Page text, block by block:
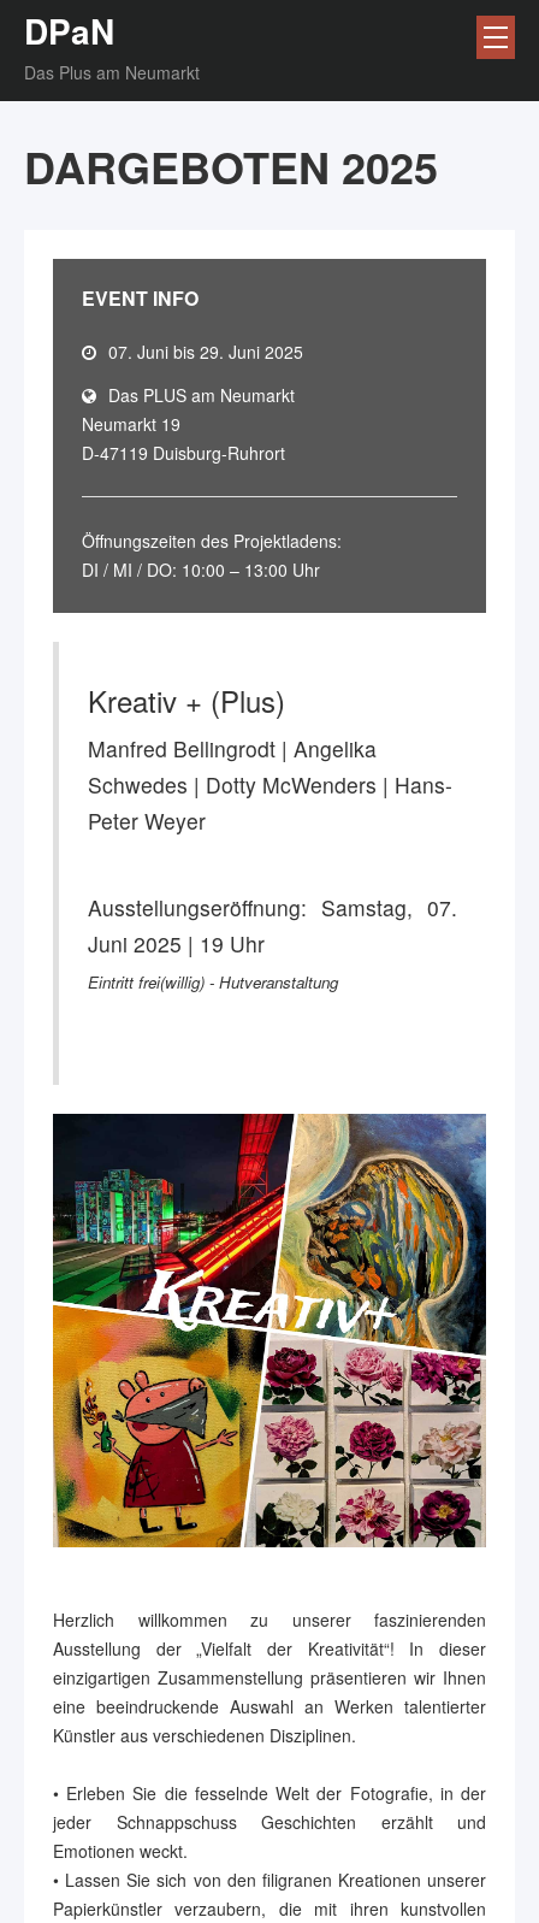
DPaN
Das Plus am Neumarkt
DARGEBOTEN 2025
EVENT INFO
07. Juni bis 29. Juni 2025
Das PLUS am Neumarkt
Neumarkt 19
D-47119 Duisburg-Ruhrort
Öffnungszeiten des Projektladens:
DI / MI / DO: 10:00 – 13:00 Uhr
Kreativ + (Plus)
Manfred Bellingrodt | Angelika
Schwedes | Dotty McWenders | Hans-
Peter Weyer
Ausstellungseröffnung: Samstag, 07.
Juni 2025 | 19 Uhr
Eintritt frei(willig) - Hutveranstaltung
Herzlich willkommen zu unserer faszinierenden
Ausstellung der „Vielfalt der Kreativität“! In dieser
einzigartigen Zusammenstellung präsentieren wir Ihnen
eine beeindruckende Auswahl an Werken talentierter
Künstler aus verschiedenen Disziplinen.
• Erleben Sie die fesselnde Welt der Fotografie, in der
jeder Schnappschuss Geschichten erzählt und
Emotionen weckt.
• Lassen Sie sich von den filigranen Kreationen unserer
Papierkünstler verzaubern, die mit ihren kunstvollen